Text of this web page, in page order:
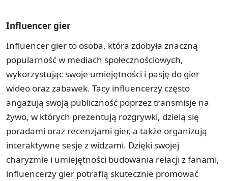
Influencer gier
Influencer gier to osoba, która zdobyła znaczną
popularność w mediach społecznościowych,
wykorzystując swoje umiejętności i pasję do gier
wideo oraz zabawek. Tacy influencerzy często
angażują swoją publiczność poprzez transmisje na
żywo, w których prezentują rozgrywki, dzielą się
poradami oraz recenzjami gier, a także organizują
interaktywne sesje z widzami. Dzięki swojej
charyzmie i umiejętności budowania relacji z fanami,
influencerzy gier potrafią skutecznie promować